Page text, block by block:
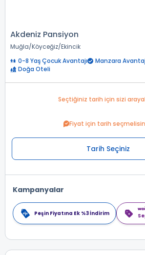
Akdeniz Pansiyon
Muğla Köyceğiz Ekincik
0-8 Yaş Çocuk Avantajı
Manzara
Doğa Oteli
Seçtiğiniz tarih için sizi
Fiyat için tarih
Tarih Seçiniz
Kampanyalar
Peşin Fiyatına Ek %3 İndirim